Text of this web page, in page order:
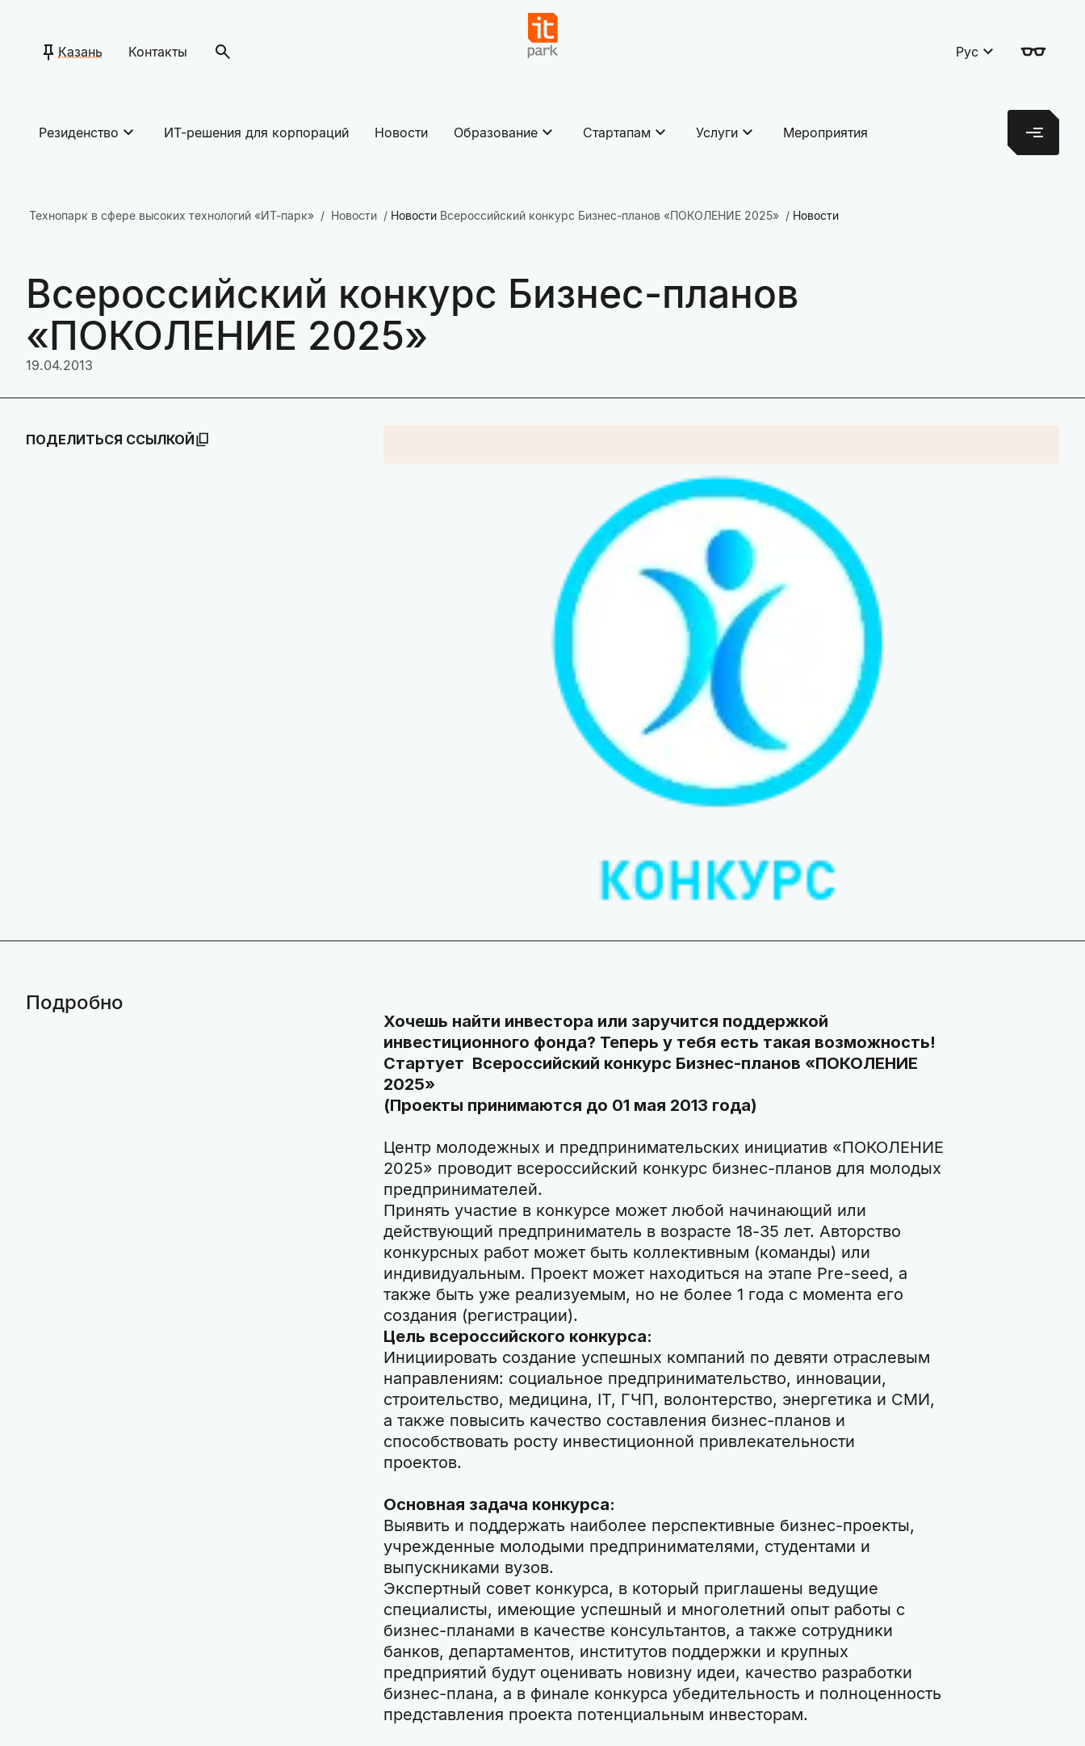
Казань Контакты Рус
Резиденство ИТ-решения для корпораций Новости Образование Стартапам Услуги Мероприятия
Технопарк в сфере высоких технологий «ИТ-парк» Новости Новости Всероссийский конкурс Бизнес-планов «ПОКОЛЕНИЕ 2025» Новости
Всероссийский конкурс Бизнес-планов
«ПОКОЛЕНИЕ 2025»
19.04.2013
ПОДЕЛИТЬСЯ ССЫЛКОЙ
Подробно
Хочешь найти инвестора или заручится поддержкой
инвестиционного фонда? Теперь у тебя есть такая возможность!
Стартует Всероссийский конкурс Бизнес-планов «ПОКОЛЕНИЕ
2025»
(Проекты принимаются до 01 мая 2013 года)
Центр молодежных и предпринимательских инициатив «ПОКОЛЕНИЕ
2025» проводит всероссийский конкурс бизнес-планов для молодых
предпринимателей.
Принять участие в конкурсе может любой начинающий или
действующий предприниматель в возрасте 18-35 лет. Авторство
конкурсных работ может быть коллективным (команды) или
индивидуальным. Проект может находиться на этапе Pre-seed, а
также быть уже реализуемым, но не более 1 года с момента его
создания (регистрации).
Цель всероссийского конкурса:
Инициировать создание успешных компаний по девяти отраслевым
направлениям: социальное предпринимательство, инновации,
строительство, медицина, IT, ГЧП, волонтерство, энергетика и СМИ,
а также повысить качество составления бизнес-планов и
способствовать росту инвестиционной привлекательности
проектов.
Основная задача конкурса:
Выявить и поддержать наиболее перспективные бизнес-проекты,
учрежденные молодыми предпринимателями, студентами и
выпускниками вузов.
Экспертный совет конкурса, в который приглашены ведущие
специалисты, имеющие успешный и многолетний опыт работы с
бизнес-планами в качестве консультантов, а также сотрудники
банков, департаментов, институтов поддержки и крупных
предприятий будут оценивать новизну идеи, качество разработки
бизнес-плана, а в финале конкурса убедительность и полноценность
представления проекта потенциальным инвесторам.